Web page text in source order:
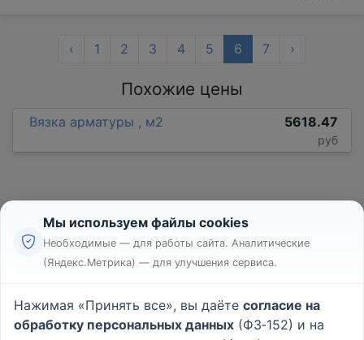
‹ 1 2 3 4 5 6 7 ›
Похожие цены
Вязка арматуры , м2 5618.47
руб
Реклама
Пользовательское соглашение
Политика конфиденциальности
Мы используем файлы cookies
Необходимые — для работы сайта. Аналитические
(Яндекс.Метрика) — для улучшения сервиса.
Нажимая «Принять все», вы даёте согласие на
обработку персональных данных (ФЗ‑152) и на